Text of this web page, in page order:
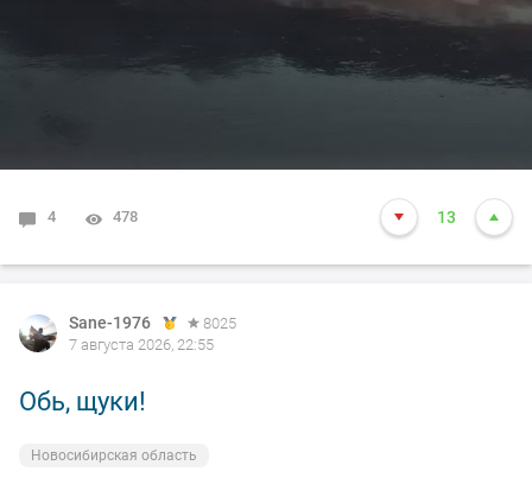
4 478 13
Sane-1976
8025
7 августа 2026, 22:55
Обь, щуки!
Новосибирская область